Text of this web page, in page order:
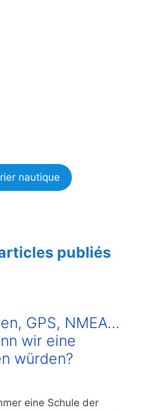
nautique
publiés
GPS, NMEA…
wir eine
würden?
eine Schule der